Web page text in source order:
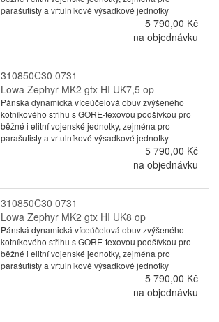
parašutisty a vrtulníkové výsadkové jednotky
5 790,00 Kč
na objednávku
310850C30 0731
Lowa Zephyr MK2 gtx HI UK7,5 op
Pánská dynamická víceúčelová obuv zvýšeného
kotníkového střihu s GORE-texovou podšívkou pro
běžné i elitní vojenské jednotky, zejména pro
parašutisty a vrtulníkové výsadkové jednotky
5 790,00 Kč
na objednávku
310850C30 0731
Lowa Zephyr MK2 gtx HI UK8 op
Pánská dynamická víceúčelová obuv zvýšeného
kotníkového střihu s GORE-texovou podšívkou pro
běžné i elitní vojenské jednotky, zejména pro
parašutisty a vrtulníkové výsadkové jednotky
5 790,00 Kč
na objednávku